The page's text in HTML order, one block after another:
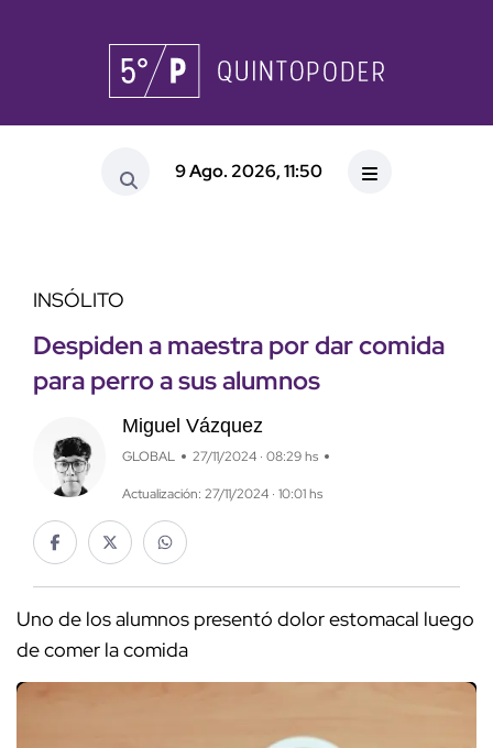
9 Ago. 2026, 11:50
INSÓLITO
Despiden a maestra por dar comida
para perro a sus alumnos
Miguel Vázquez
GLOBAL 27/11/2024 · 08:29 hs
Actualización: 27/11/2024 · 10:01 hs
Uno de los alumnos presentó dolor estomacal luego
de comer la comida